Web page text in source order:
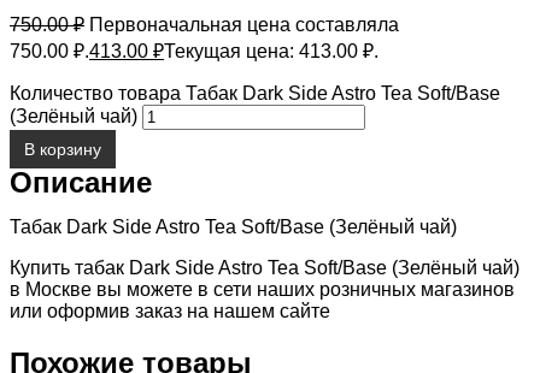
750.00₽ Первоначальная цена составляла
750.00 ₽.413.00 ₽Текущая цена: 413.00 ₽.
Количество товара Табак Dark Side Astro Tea Soft/Base
(Зелёный чай)
В корзину
Описание
Табак Dark Side Astro Tea Soft/Base (Зелёный чай)
Купить табак Dark Side Astro Tea Soft/Base (Зелёный чай)
в Москве вы можете в сети наших розничных магазинов
или оформив заказ на нашем сайте
Похожие товары